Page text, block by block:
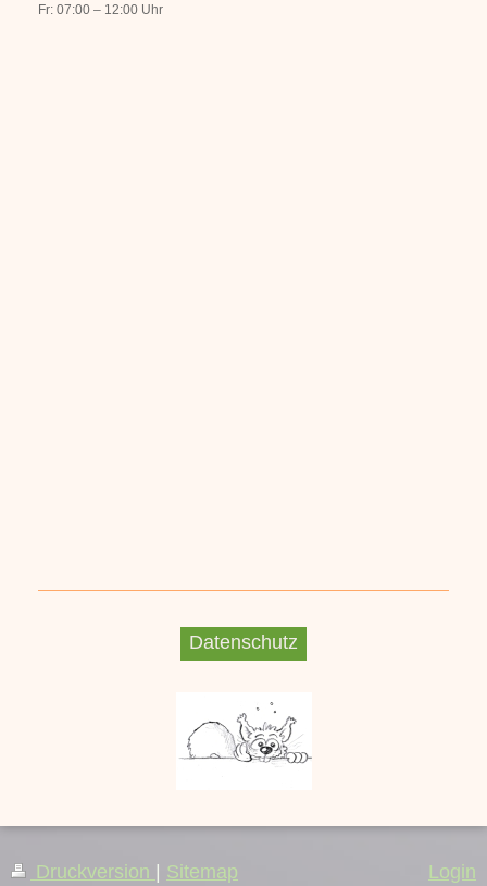
Fr: 07:00 – 12:00 Uhr
Datenschutz
Druckversion | Sitemap Login